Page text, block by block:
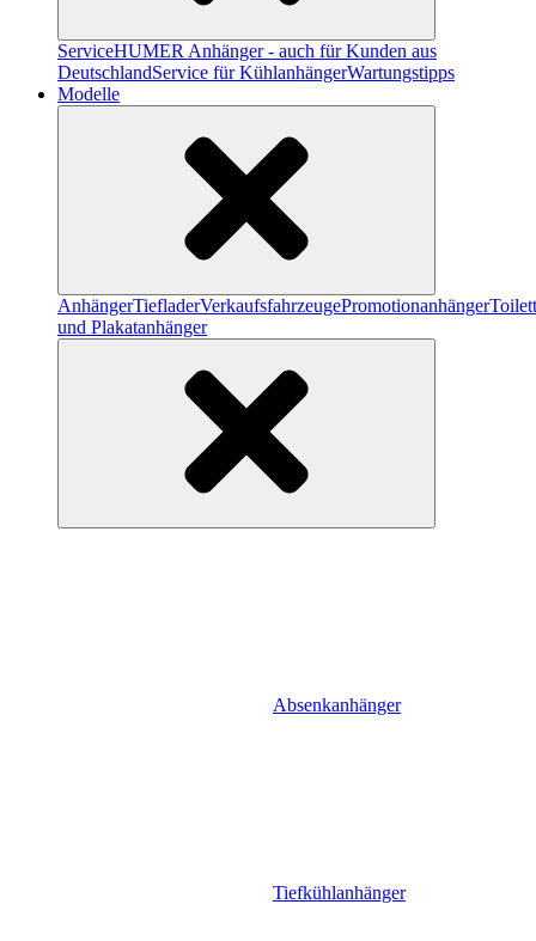
ServiceHUMER Anhänger - auch für Kunden aus
DeutschlandService für KühlanhängerWartungstipps
Modelle
AnhängerTiefladerVerkaufsfahrzeugePromotionanhänger
und Plakatanhänger
Absenkanhänger
Tiefkühlanhänger